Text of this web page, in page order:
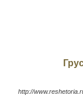
http://